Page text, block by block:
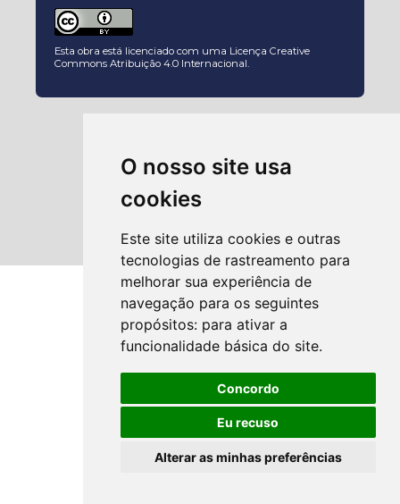
O nosso site usa
cookies
Este site utiliza cookies e outras
tecnologias de rastreamento para
melhorar sua experiência de
navegação para os seguintes
propósitos: para ativar a
funcionalidade básica do site.
Concordo
Eu recuso
Alterar as minhas preferências
Esta obra está licenciado com uma Licença Creative
Commons Atribuição 4.0 Internacional.